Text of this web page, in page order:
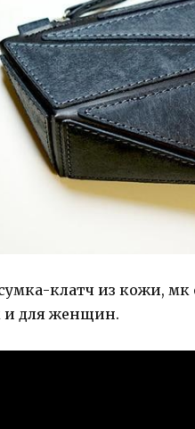
клатч из кожи,
и для женщин.